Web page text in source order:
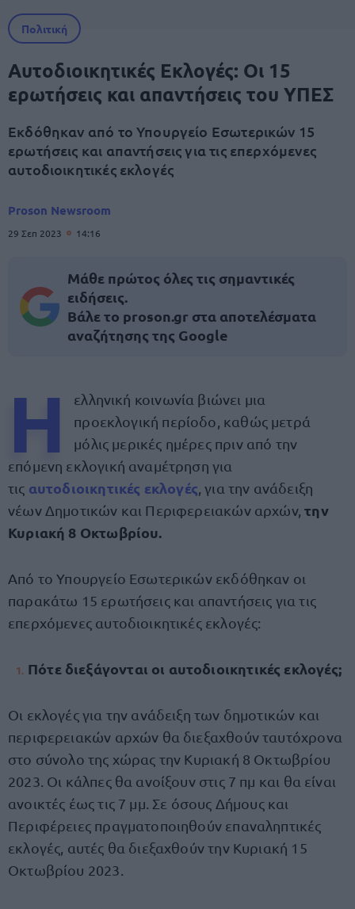
Πολιτική
Αυτοδιοικητικές Εκλογές: Οι 15
ερωτήσεις και απαντήσεις του ΥΠΕΣ
Eκδόθηκαν από το Υπουργείο Εσωτερικών 15
ερωτήσεις και απαντήσεις για τις επερχόμενες
αυτοδιοικητικές εκλογές
Proson Newsroom
29 Σεπ 2023 14:16
Μάθε πρώτος όλες τις σημαντικές
ειδήσεις.
Βάλε το proson.gr στα αποτελέσματα
αναζήτησης της Google
Η
ελληνική κοινωνία βιώνει μια
προεκλογική περίοδο, καθώς μετρά
μόλις μερικές ημέρες πριν από την
επόμενη εκλογική αναμέτρηση για
τις αυτοδιοικητικές εκλογές , για την ανάδειξη
νέων Δημοτικών και Περιφερειακών αρχών, την
Κυριακή 8 Οκτωβρίου.
Από το Υπουργείο Εσωτερικών εκδόθηκαν οι
παρακάτω 15 ερωτήσεις και απαντήσεις για τις
επερχόμενες αυτοδιοικητικές εκλογές:
Πότε διεξάγονται οι αυτοδιοικητικές εκλογές;
Οι εκλογές για την ανάδειξη των δημοτικών και
περιφερειακών αρχών θα διεξαχθούν ταυτόχρονα
στο σύνολο της χώρας την Κυριακή 8 Οκτωβρίου
2023. Οι κάλπες θα ανοίξουν στις 7 πμ και θα είναι
ανοικτές έως τις 7 μμ. Σε όσους Δήμους και
Περιφέρειες πραγματοποιηθούν επαναληπτικές
εκλογές, αυτές θα διεξαχθούν την Κυριακή 15
Οκτωβρίου 2023.